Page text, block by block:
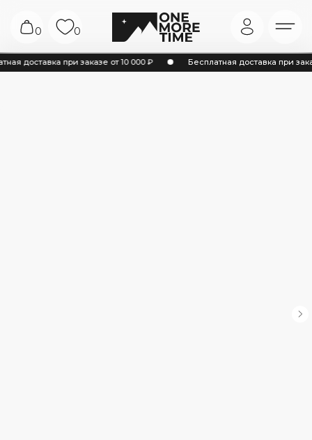
0 0
доставка при заказе от 10 000 ₽ Бесплатная доставка при